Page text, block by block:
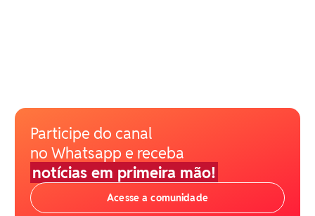
Participe do canal
no Whatsapp e receba
notícias em primeira mão!
Acesse a comunidade